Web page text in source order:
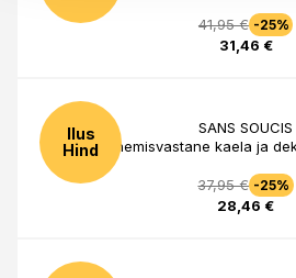
41,95 € -25%
31,46 €
Ilus
Hind
SANS SOUCIS
Vananemisvastane kaela ja
37,95 € -25%
28,46 €